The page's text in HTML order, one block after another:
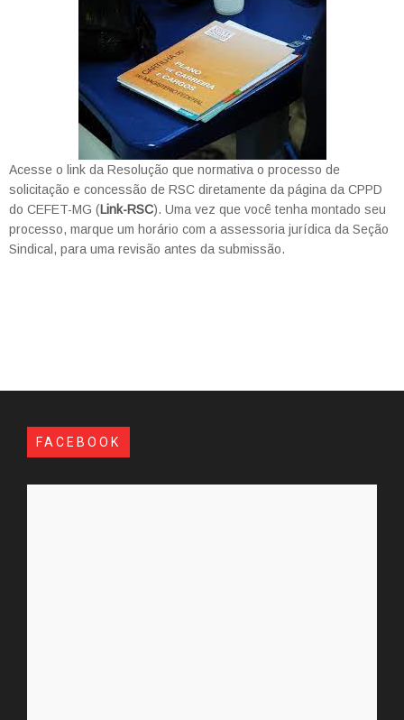
Acesse o link da Resolução que normativa o processo de
solicitação e concessão de RSC diretamente da página da CPPD
do CEFET-MG (Link-RSC). Uma vez que você tenha montado seu
processo, marque um horário com a assessoria jurídica da Seção
Sindical, para uma revisão antes da submissão.
FACEBOOK